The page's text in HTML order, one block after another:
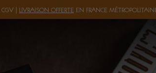
CGV LIVRAISON OFFERTE EN FRANCE